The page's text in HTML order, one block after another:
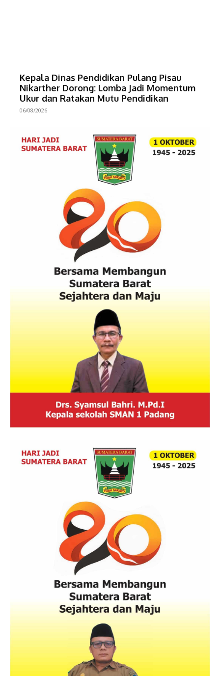
Kepala Dinas Pendidikan Pulang Pisau
Nikarther Dorong: Lomba Jadi Momentum
Ukur dan Ratakan Mutu Pendidikan
06/08/2026